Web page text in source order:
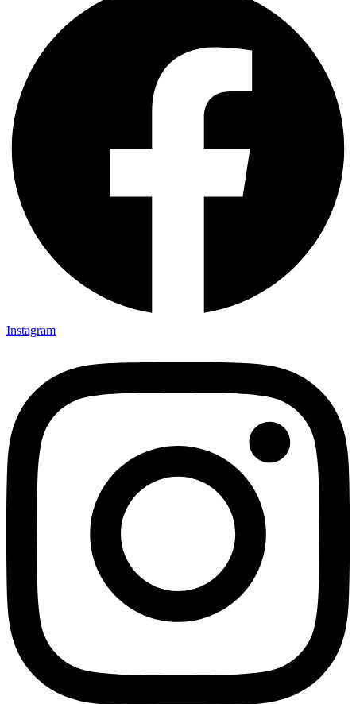
Instagram